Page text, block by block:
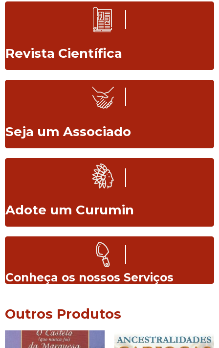
Revista Científica
Seja um Associado
Adote um Curumin
Conheça os nossos Serviços
Outros Produtos